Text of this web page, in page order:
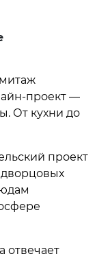
проект —
От кухни до
проект
отвечает